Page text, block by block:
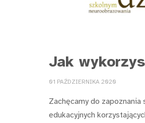
Jak
01 PAŹDZIERNIKA 2020
Zachęcamy do
edukacyjnych